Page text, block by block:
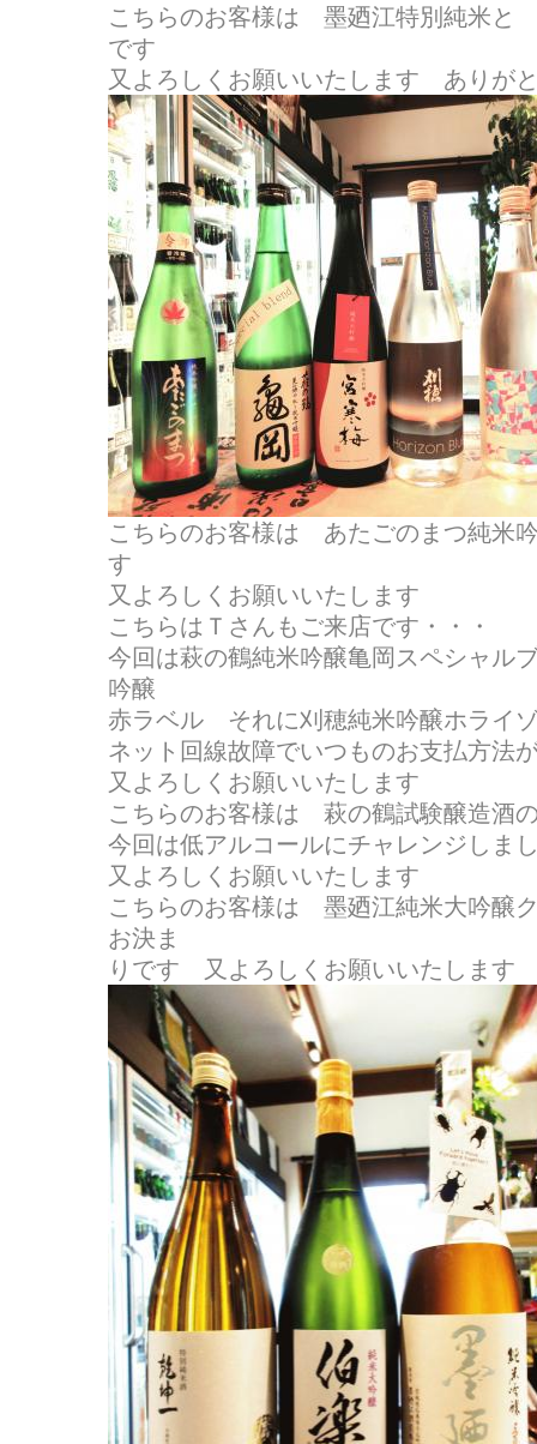
こちらのお客様は 墨廼江特別純米と
です
又よろしくお願いいたします ありが
こちらのお客様は あたごのまつ純米
す
又よろしくお願いいたします
こちらはＴさんもご来店です・・・
今回は萩の鶴純米吟醸亀岡スペシャル
吟醸
赤ラベル それに刈穂純米吟醸ホライ
ネット回線故障でいつものお支払方法
又よろしくお願いいたします
こちらのお客様は 萩の鶴試験醸造酒
今回は低アルコールにチャレンジし
又よろしくお願いいたします
こちらのお客様は 墨廼江純米大吟醸
お決ま
りです 又よろしくお願いいたします